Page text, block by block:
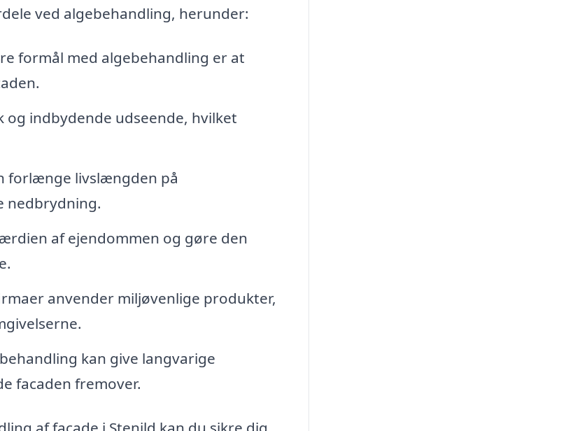
ved algebehandling, herunder:
formål med algebehandling er at
og indbydende udseende, hvilket
forlænge livslængden på
nedbrydning.
af ejendommen og gøre den
anvender miljøvenlige produkter,
kan give langvarige
facaden fremover.